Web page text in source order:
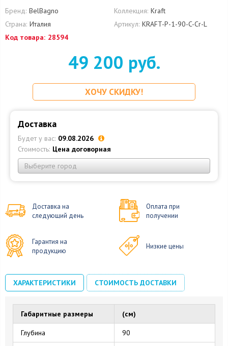
Бренд: BelBagno Коллекция: Kraft
Страна: Италия Артикул: KRAFT-P-1-90-C-Cr-L
Код товара: 28594
49 200 руб.
ХОЧУ СКИДКУ!
Доставка
Будет у вас: 09.08.2026
Стоимость: Цена договорная
Выберите город
Доставка на
следующий день
Оплата при
получении
Гарантия на
продукцию
Низкие цены
ХАРАКТЕРИСТИКИ СТОИМОСТЬ ДОСТАВКИ
Габаритные размеры (см)
Глубина 90